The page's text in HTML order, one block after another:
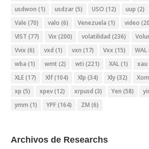
usdwon (1) usdzar(5) USO (12) uup (2)
Vale (70) valo (6) Venezuela (1) video
VIST (77) Vix (200) volatilidad (236)
Vvix (6) vxd (1) vxn (17) Vxx (15) WAL
wba (1) wmt (2) wti (221) XAL(1) xau
XLE(17) Xlf(104) Xlp (34) Xly(32) Xom
xp (5) xpev(12) xrpusd (3) Yen (58)
ymm (1) YPF(164) ZM (6)
Archivos de Researchs